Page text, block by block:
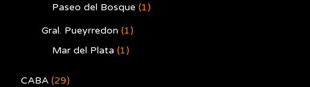
Paseo del Bosque (1)
Gral. Pueyrredon (1)
Mar del Plata (1)
CABA (29)